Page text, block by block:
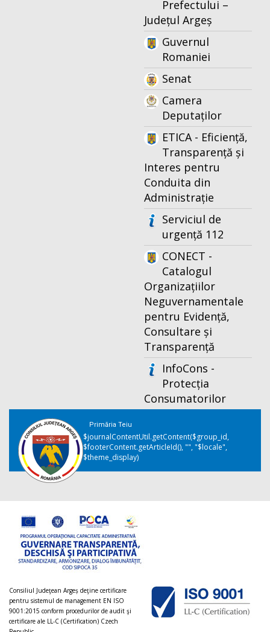
Prefectului –
Județul Argeș
Guvernul
Romaniei
Senat
Camera
Deputaților
ETICA - Eficiență,
Transparență și
Interes pentru
Conduita din
Administrație
Serviciul de
urgență 112
CONECT -
Catalogul
Organizațiilor
Neguvernamentale
pentru Evidență,
Consultare și
Transparență
InfoCons -
Protecția
Consumatorilor
Primăria Teiu
$journalContentUtil.getContent($group_id,
$footerContent.getArticleId(), "", "$locale",
$theme_display)
Consiliul Judeţean Argeș deţine certificare
pentru sistemul de management EN ISO
9001:2015 conform procedurilor de audit şi
certificare ale LL-C (Certification) Czech